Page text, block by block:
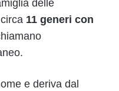
delle
11 generi con
e deriva dal